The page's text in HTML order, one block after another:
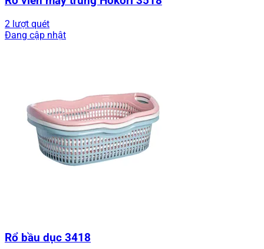
2 lượt quét
Đang cập nhật
Rổ bầu dục 3418